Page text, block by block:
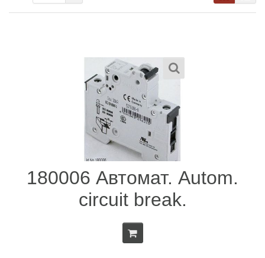
180006 Автомат. Autom.
circuit break.